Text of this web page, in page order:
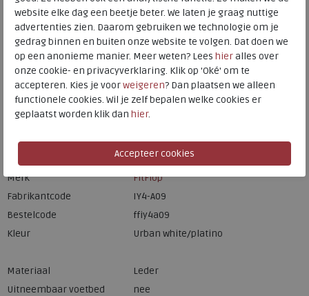
Meijerink Hoorn
HOORN
Hulp nodig? bel:0229 760 760
Gratis verzending binnen Nederland*
Voor 14:00 uur besteld = dezelfde werkdag verzonden*
Merk
FitFlop
Fabrikantcode
IY4-A09
Bestelcode
ffiy4a09
Kleur
Urban white/platino
Materiaal
Leder
Uitneembaar voetbed
nee
website elke dag een beetje beter. We laten je graag nuttige
advertenties zien. Daarom gebruiken we technologie om je
gedrag binnen en buiten onze website te volgen. Dat doen we
op een anonieme manier. Meer weten? Lees hieralles over
onze cookie- en privacyverklaring. Klik op 'Oké' om te
accepteren. Kies je voorweigeren? Dan plaatsen we alleen
functionele cookies. Wil je zelf bepalen welke cookies er
geplaatst worden klik dan hier.